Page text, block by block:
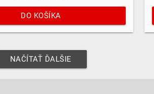
DO KOŠÍKA
NAČÍTAŤ ĎALŠIE